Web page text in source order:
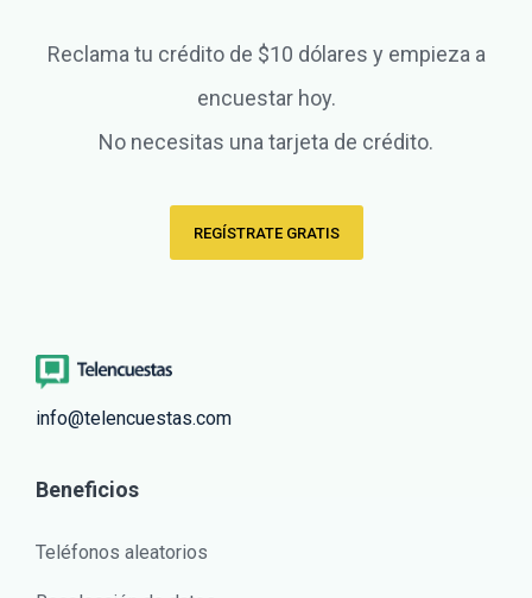
Reclama tu crédito de $10 dólares y empieza a
encuestar hoy.
No necesitas una tarjeta de crédito.
REGÍSTRATE GRATIS
info@telencuestas.com
Beneficios
Teléfonos aleatorios